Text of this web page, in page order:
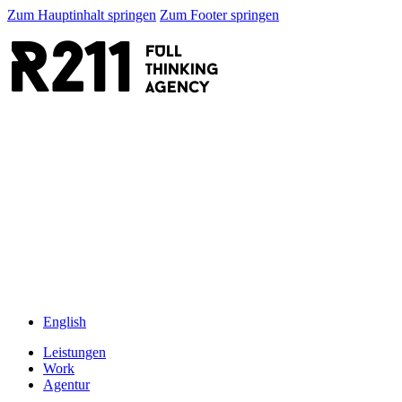
Zum Hauptinhalt springen Zum Footer springen
R211
FULL
thinking
AGENCY
English
Leistungen
Work
Agentur